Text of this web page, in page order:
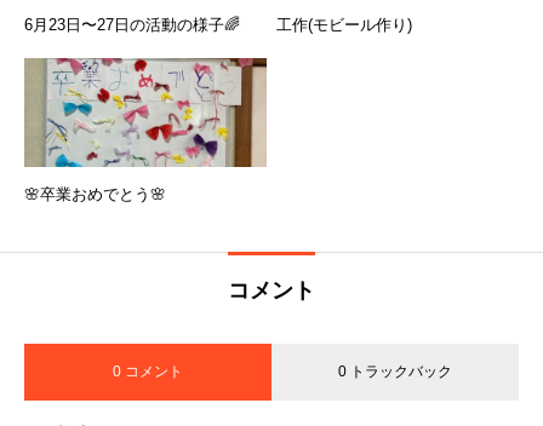
6月23日〜27日の活動の様子🌈 工作(モビール作り)
🌸卒業おめでとう🌸
コメント
0 コメント 0 トラックバック